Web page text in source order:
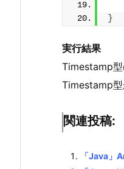
}
実行結果
Timestamp
Timestamp
関連投稿:
「Java」